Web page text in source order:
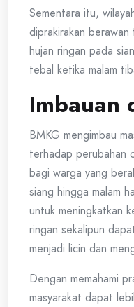
Sementara itu,
diprakirakan
hujan ringan pada
tebal ketika malam
Imbauan
BMKG mengimbau
terhadap perubahan
bagi warga yang
siang hingga malam
untuk meningkatkan
ringan sekalipun
menjadi licin dan
Dengan memahami
masyarakat dapat